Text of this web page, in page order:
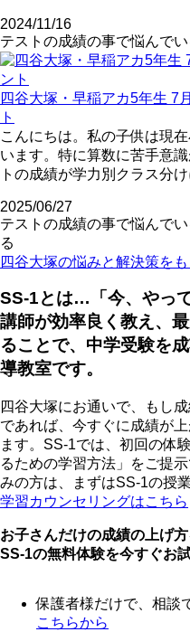
2024/11/16
テストの成績の事で悩んでい
四谷大塚・早稲アカ5年生 7
ト
こんにちは。私の子供は現
います。特に算数に苦手意
トの成績が学力別クラス分け
2025/06/27
テストの成績の事で悩んでい
る
四谷大塚の悩みと解決策を
SS-1とは…「今、やっ
講師が効率良く教え、
ることで、中学受験を
導教室です。
四谷大塚にお通いで、もし
であれば、今すぐに成績が
ます。SS-1では、初回の体
るための学習方法」をご提
みの方は、まずはSS-1の授
学習カウンセリングはこちら
お子さんだけの成績の上げ方
SS-1の無料体験を今すぐお
保護者様だけで、相談
こちらから